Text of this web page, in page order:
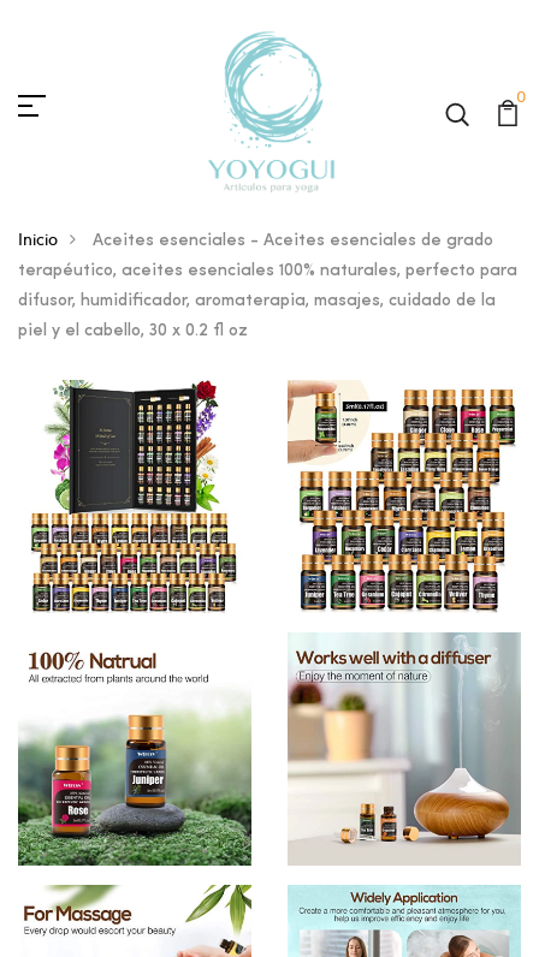
0
Inicio
Aceites esenciales - Aceites esenciales de grado
terapéutico, aceites esenciales 100% naturales, perfecto para
difusor, humidificador, aromaterapia, masajes, cuidado de la
piel y el cabello, 30 x 0.2 fl oz